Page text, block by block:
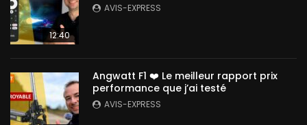
12:40
AVIS-EXPRESS
Angwatt F1 ❤️ Le meilleur rapport prix
performance que j’ai testé
AVIS-EXPRESS